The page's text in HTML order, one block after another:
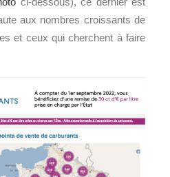
aux nombres croissants de
et ceux qui cherchent à faire